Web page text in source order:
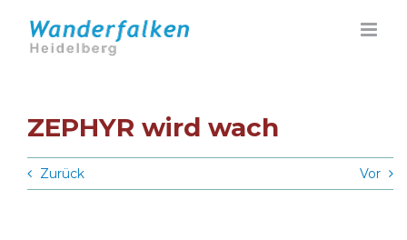
Inhalt
springen
ZEPHYR wird wach
Zurück Vor